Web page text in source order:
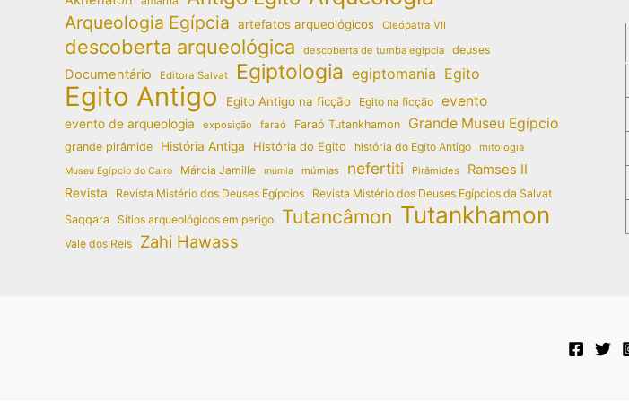
Arqueologia Egípcia artefatos arqueológicos Cleópatra VII
descoberta arqueológica descoberta de tumba egípcia deuses
Documentário Editora Salvat Egiptologia egiptomania Egito
Egito Antigo Egito Antigo na ficção Egito na ficção evento
evento de arqueologia exposição faraó Faraó Tutankhamon Grande Museu Egípcio
grande pirâmide História Antiga História do Egito história do Egito Antigo mitologia
Museu Egípcio do Cairo Márcia Jamille múmia múmias nefertiti Pirâmides Ramses II
Revista Revista Mistério dos Deuses Egípcios
Revista Mistério dos Deuses Egípcios da Salvat
Saqqara Sítios arqueológicos em perigo Tutancâmon Tutankhamon
Vale dos Reis Zahi Hawass